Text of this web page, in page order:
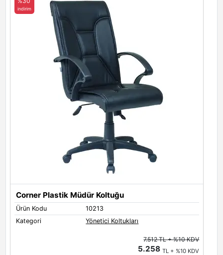
Corner Plastik Müdür Koltuğu
Ürün Kodu
10213
Kategori
Yönetici Koltukları
indirim
7.512 TL + %10 KDV
5.258TL + %10 KDV